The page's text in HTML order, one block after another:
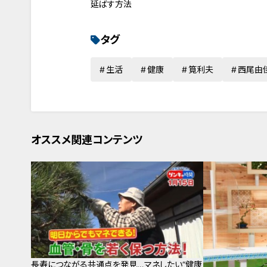
延ばす方法
タグ
生活 健康 筧利夫 西尾由
オススメ関連コンテンツ
長寿につながる共通点を発見…マネしたい“健康